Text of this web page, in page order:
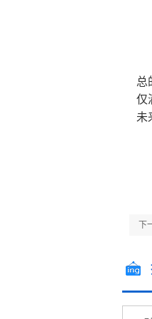
总
仅
未
下